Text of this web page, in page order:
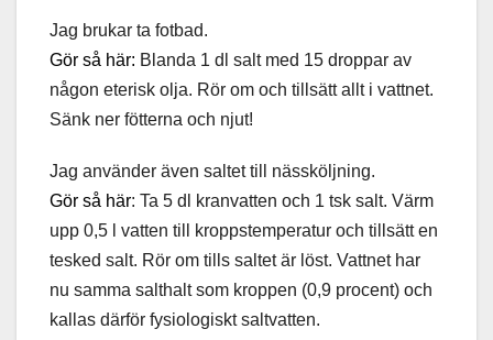
Jag brukar ta fotbad.
Gör så här: Blanda 1 dl salt med 15 droppar av
någon eterisk olja. Rör om och tillsätt allt i vattnet.
Sänk ner fötterna och njut!
Jag använder även saltet till nässköljning.
Gör så här: Ta 5 dl kranvatten och 1 tsk salt. Värm
upp 0,5 l vatten till kroppstemperatur och tillsätt en
tesked salt. Rör om tills saltet är löst. Vattnet har
nu samma salthalt som kroppen (0,9 procent) och
kallas därför fysiologiskt saltvatten.